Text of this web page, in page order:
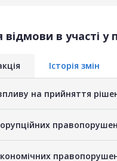
в участі у
Історія змін
на прийняття